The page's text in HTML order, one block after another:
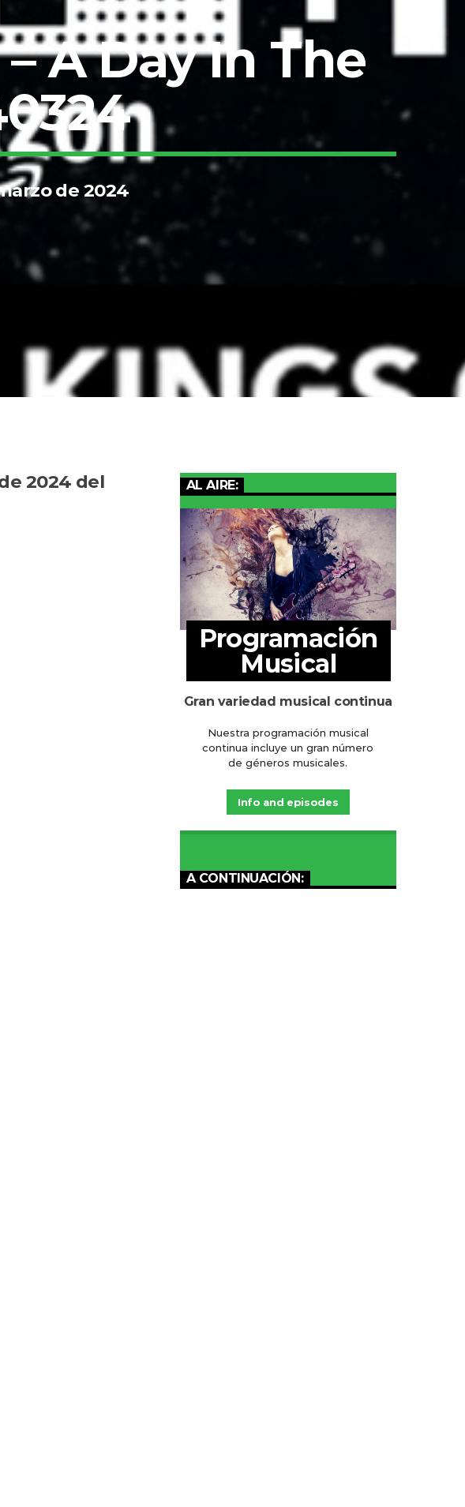
A Day In The
de 2024
2024 del
AL AIRE:
Programación
Musical
Gran variedad musical continua
Nuestra programación musical
continua incluye un gran número
de géneros musicales.
Info and episodes
A CONTINUACIÓN: